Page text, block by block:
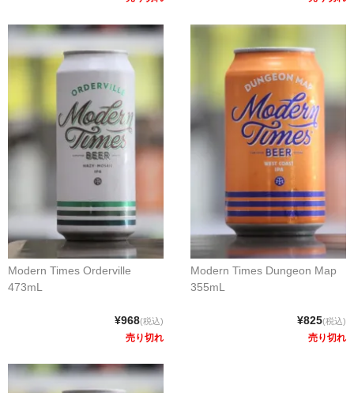
Modern Times Orderville
473mL
¥968(税込)
売り切れ
Modern Times Dungeon Map
355mL
¥825(税込)
売り切れ